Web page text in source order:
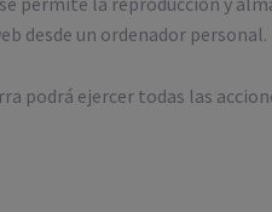
desde un ordenador personal.
podrá ejercer todas las